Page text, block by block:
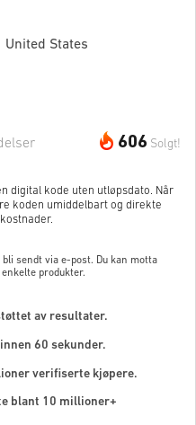
United States
606 Solgt!
digital kode uten utløpsdato. Når
koden umiddelbart og direkte
sendt via e-post. Du kan motta
produkter.
av resultater.
60 sekunder.
verifiserte kjøpere.
blant 10 millioner+